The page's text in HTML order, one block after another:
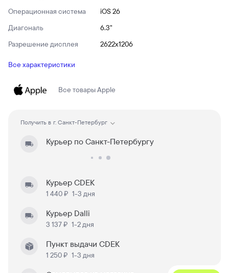
Операционная система
iOS 26
Диагональ
6.3"
Разрешение дисплея
2622x1206
Все характеристики
Все товарыApple
Получить в г. Санкт-Петербург
Курьер по Санкт-Петербургу
Курьер CDEK
1 440 ₽ 1-3 дня
Курьер Dalli
3 137 ₽ 1-2 дня
Пункт выдачи CDEK
1 250 ₽ 1-3 дня